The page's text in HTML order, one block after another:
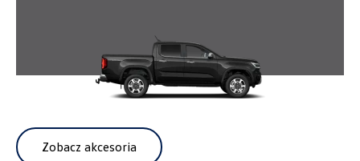
Zobacz akcesoria
ul. Warszawska 360, Bielsko-Biała